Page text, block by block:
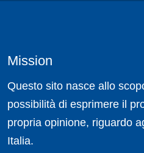
Mission
Questo sito nasce allo
possibilità di esprimere il
propria opinione, riguardo
Italia.